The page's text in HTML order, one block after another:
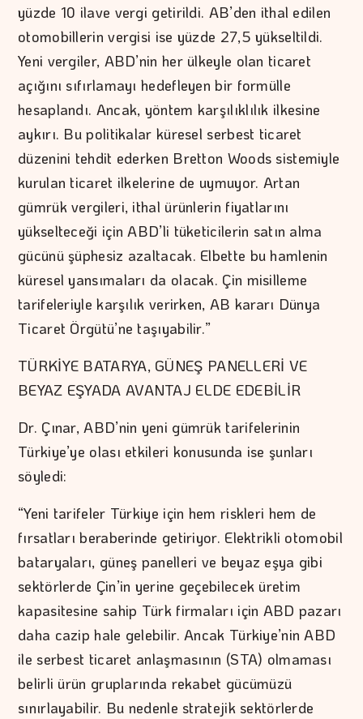
yüzde 10 ilave vergi getirildi. AB’den ithal edilen
otomobillerin vergisi ise yüzde 27,5 yükseltildi.
Yeni vergiler, ABD’nin her ülkeyle olan ticaret
açığını sıfırlamayı hedefleyen bir formülle
hesaplandı. Ancak, yöntem karşılıklılık ilkesine
aykırı. Bu politikalar küresel serbest ticaret
düzenini tehdit ederken Bretton Woods sistemiyle
kurulan ticaret ilkelerine de uymuyor. Artan
gümrük vergileri, ithal ürünlerin fiyatlarını
yükselteceği için ABD’li tüketicilerin satın alma
gücünü şüphesiz azaltacak. Elbette bu hamlenin
küresel yansımaları da olacak. Çin misilleme
tarifeleriyle karşılık verirken, AB kararı Dünya
Ticaret Örgütü’ne taşıyabilir.”
TÜRKİYE BATARYA, GÜNEŞ PANELLERİ VE
BEYAZ EŞYADA AVANTAJ ELDE EDEBİLİR
Dr. Çınar, ABD’nin yeni gümrük tarifelerinin
Türkiye’ye olası etkileri konusunda ise şunları
söyledi:
“Yeni tarifeler Türkiye için hem riskleri hem de
fırsatları beraberinde getiriyor. Elektrikli otomobil
bataryaları, güneş panelleri ve beyaz eşya gibi
sektörlerde Çin’in yerine geçebilecek üretim
kapasitesine sahip Türk firmaları için ABD pazarı
daha cazip hale gelebilir. Ancak Türkiye’nin ABD
ile serbest ticaret anlaşmasının (STA) olmaması
belirli ürün gruplarında rekabet gücümüzü
sınırlayabilir. Bu nedenle stratejik sektörlerde